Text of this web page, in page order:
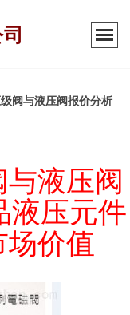
阀与液压阀报价分析
液压阀
液压元件
价值